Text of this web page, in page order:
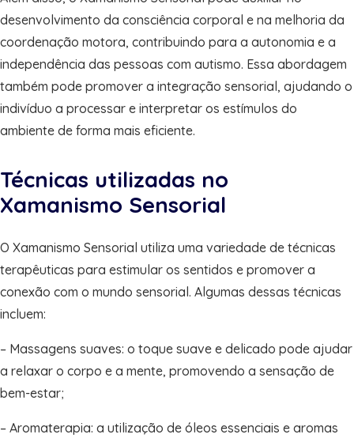
desenvolvimento da consciência corporal e na melhoria da
coordenação motora, contribuindo para a autonomia e a
independência das pessoas com autismo. Essa abordagem
também pode promover a integração sensorial, ajudando o
indivíduo a processar e interpretar os estímulos do
ambiente de forma mais eficiente.
Técnicas utilizadas no
Xamanismo Sensorial
O Xamanismo Sensorial utiliza uma variedade de técnicas
terapêuticas para estimular os sentidos e promover a
conexão com o mundo sensorial. Algumas dessas técnicas
incluem:
– Massagens suaves: o toque suave e delicado pode ajudar
a relaxar o corpo e a mente, promovendo a sensação de
bem-estar;
– Aromaterapia: a utilização de óleos essenciais e aromas